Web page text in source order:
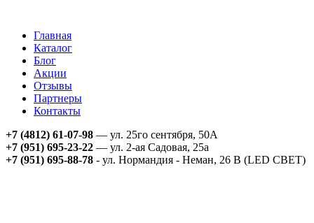
Главная
Каталог
Блог
Акции
Отзывы
Партнеры
Контакты
+7 (4812) 61-07-98 — ул. 25го сентября, 50А
+7 (951) 695-23-22 — ул. 2-ая Садовая, 25а
+7 (951) 695-88-78 - ул. Нормандия - Неман, 26 В (LED СВЕТ)